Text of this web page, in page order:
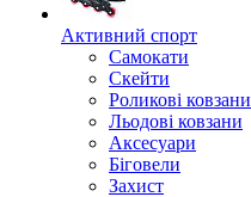
Активний спорт
Самокати
Скейти
Роликові ковзани
Льодові ковзани
Аксесуари
Біговели
Захист